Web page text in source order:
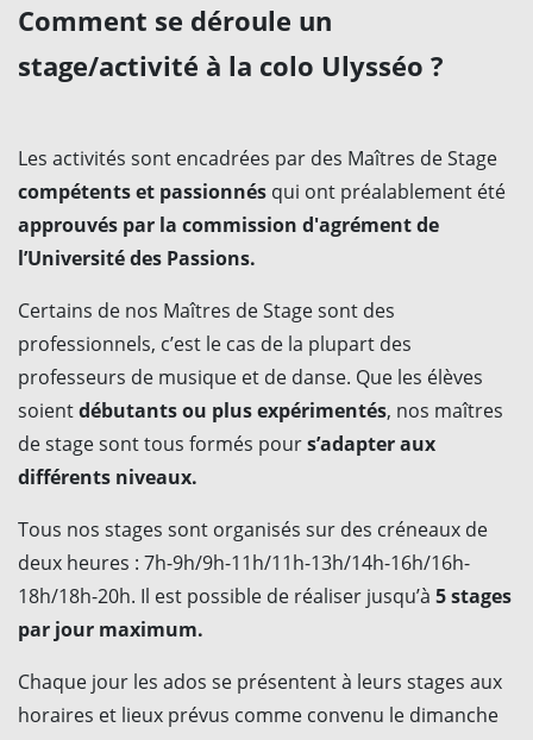
Comment se déroule un
stage/activité à la colo Ulysséo ?
Les activités sont encadrées par des Maîtres de Stage
compétents et passionnés qui ont préalablement été
approuvés par la commission d'agrément de
l’Université des Passions.
Certains de nos Maîtres de Stage sont des
professionnels, c’est le cas de la plupart des
professeurs de musique et de danse. Que les élèves
soientdébutants ou plus expérimentés, nos maîtres
de stage sont tous formés pours’adapter aux
différents niveaux.
Tous nos stages sont organisés sur des créneaux de
deux heures : 7h-9h/9h-11h/11h-13h/14h-16h/16h-
18h/18h-20h. Il est possible de réaliser jusqu’à 5 stages
par jour maximum.
Chaque jour les ados se présentent à leurs stages aux
horaires et lieux prévus comme convenu le dimanche